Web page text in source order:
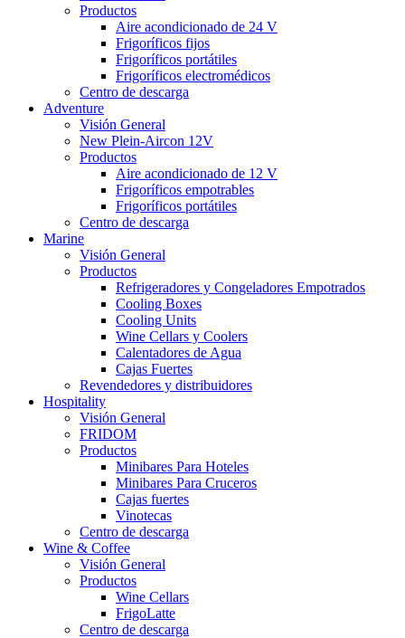
Productos
Aire acondicionado de 24 V
Frigoríficos fijos
Frigoríficos portátiles
Frigoríficos electromédicos
Centro de descarga
Adventure
Visión General
New Plein-Aircon 12V
Productos
Aire acondicionado de 12 V
Frigoríficos empotrables
Frigoríficos portátiles
Centro de descarga
Marine
Visión General
Productos
Refrigeradores y Congeladores Empotrados
Cooling Boxes
Cooling Units
Wine Cellars y Coolers
Calentadores de Agua
Cajas Fuertes
Revendedores y distribuidores
Hospitality
Visión General
FRIDOM
Productos
Minibares Para Hoteles
Minibares Para Cruceros
Cajas fuertes
Vinotecas
Centro de descarga
Wine & Coffee
Visión General
Productos
Wine Cellars
FrigoLatte
Centro de descarga